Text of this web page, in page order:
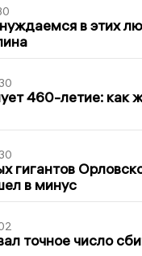
в этих
460-летие: как
гигантов
в минус
точное число